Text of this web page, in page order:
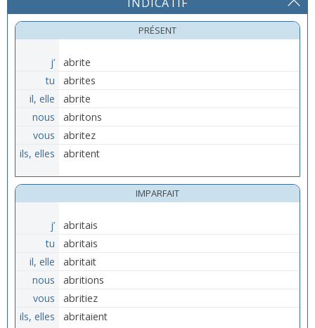
PRÉSENT
j’
abrite
tu
abrites
il, elle
abrite
nous
abritons
vous
abritez
ils, elles
abritent
IMPARFAIT
j’
abritais
tu
abritais
il, elle
abritait
nous
abritions
vous
abritiez
ils, elles
abritaient